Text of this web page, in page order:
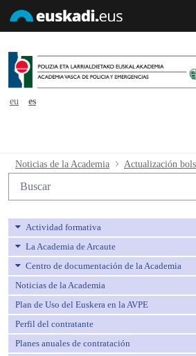
eu
es
Actualización bolsa de
Noticias de la Academia
Búsqueda web
Actividad formativa
La Academia de Arcaute
Centro de documentación de la Academia
Noticias de la Academia
Plan de Uso del Euskera en la AVPE
Perfil del contratante
Planes anuales de contratación